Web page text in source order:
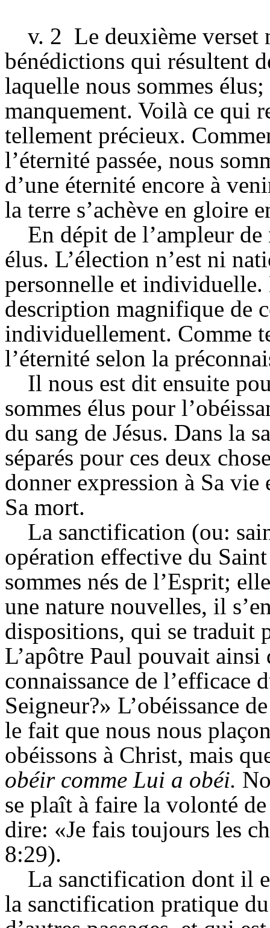
v. 2 Le deuxième verset
bénédictions qui résultent
laquelle nous sommes
manquement. Voilà ce qui
tellement précieux.
l’éternité passée, nous
d’une éternité encore à
la terre s’achève en gloire
En dépit de l’ampleur
élus. L’élection n’est ni
personnelle et individuelle.
description magnifique de
individuellement. Comme
l’éternité selon la
Il nous est dit ensuite
sommes élus pour
du sang de Jésus. Dans la
séparés pour ces deux
donner expression à Sa
Sa mort.
La sanctification (ou:
opération effective du
sommes nés de l’Esprit;
une nature nouvelles, il
dispositions, qui se traduit
L’apôtre Paul pouvait
connaissance de l’efficace
Seigneur?» L’obéissance
le fait que nous nous
obéissons à Christ, mais
obéir comme Lui a obéi.
se plaît à faire la volonté
dire: «Je fais toujours les
8:29).
La sanctification dont il
la sanctification pratique